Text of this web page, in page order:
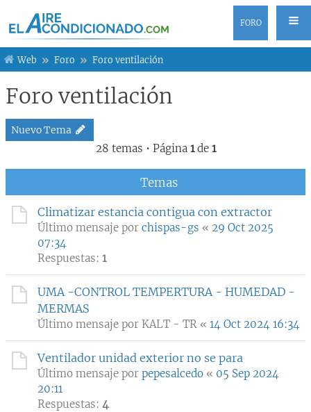
FORO
Web Foro Foro ventilación
Foro ventilación
Nuevo Tema
28 temas • Página 1de 1
Temas
Climatizar estancia contigua con extractor
Último mensaje por chispas-gs « 29 Oct 2025
07:34
Respuestas: 1
UMA -CONTROL TEMPERTURA - HUMEDAD -
MERMAS
Último mensaje por KALT - TR « 14 Oct 2024 16:34
Ventilador unidad exterior no se para
Último mensaje por pepesalcedo « 05 Sep 2024
20:11
Respuestas: 4